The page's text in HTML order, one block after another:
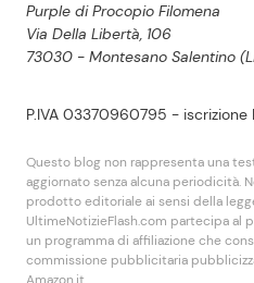
Purple di Procopio Filomena
Via Della Libertà, 106
73030 - Montesano Salentino
P.IVA 03370960795 - iscrizione
Questo blog non rappresenta una
aggiornato senza alcuna periodicità.
prodotto editoriale ai sensi della
UltimeNotizieFlash.com partecipa al
un programma di affiliazione che
commissione pubblicitaria